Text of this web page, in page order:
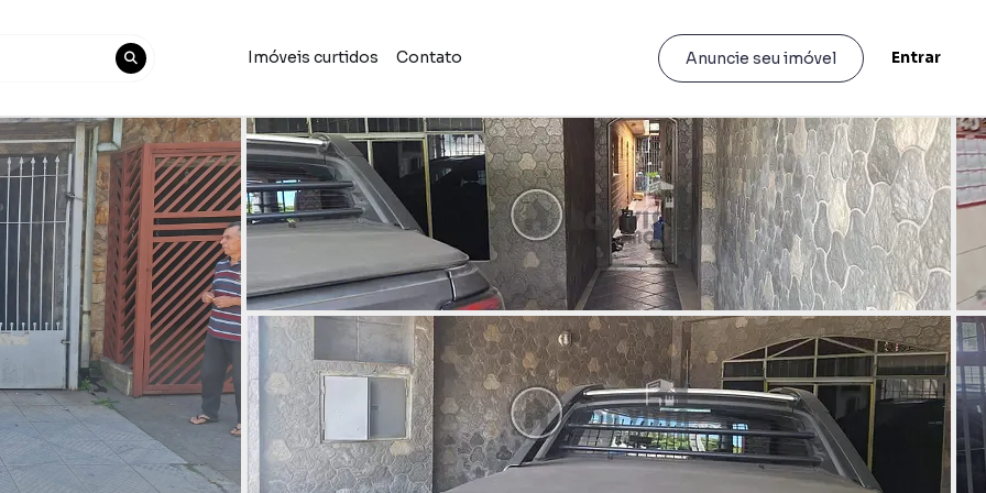
Imóveis curtidos Contato Anuncie seu imóvel Entrar